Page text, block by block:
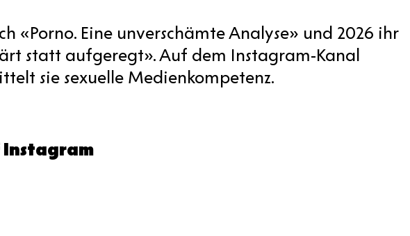
«Porno. Eine unverschämte Analyse» und 2026 ihr
statt aufgeregt». Auf dem Instagram-Kanal
sie sexuelle Medienkompetenz.